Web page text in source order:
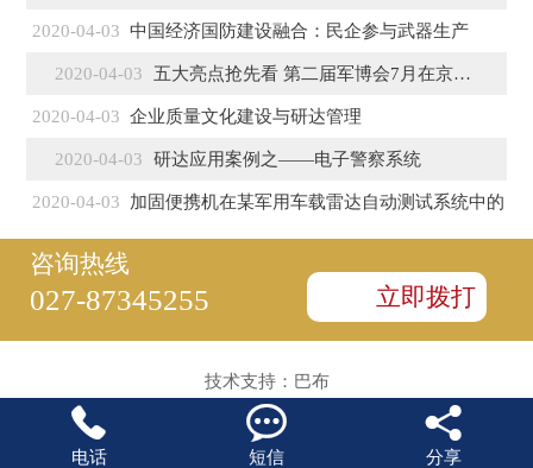
2020-04-03 中国经济国防建设融合：民企参与武器生产
2020-04-03 五大亮点抢先看 第二届军博会7月在京盛大开幕
2020-04-03 企业质量文化建设与研达管理
2020-04-03 研达应用案例之——电子警察系统
2020-04-03 加固便携机在某军用车载雷达自动测试系统中的
咨询热线
027-87345255 立即拨打
技术支持： 巴布

电话

短信

分享